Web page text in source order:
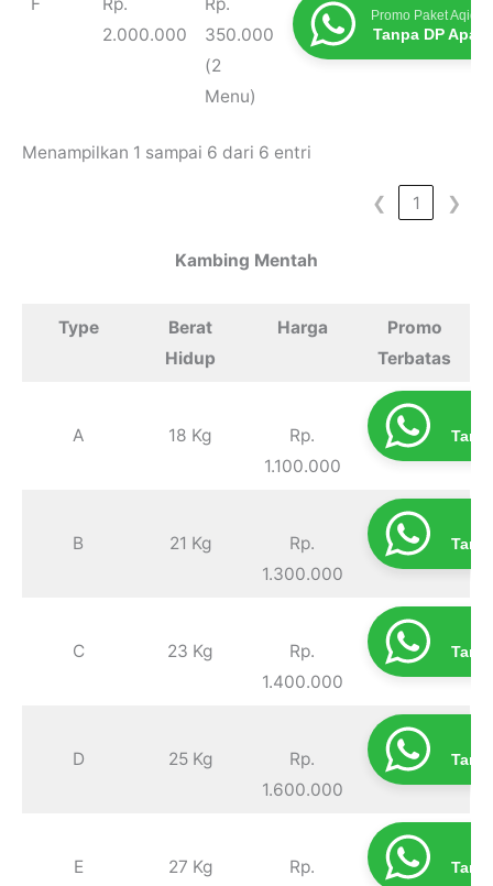
2.000.000
350.000
(2
Menu)
Promo Paket Aqiqah
Tanpa DP
Menampilkan 1 sampai 6 dari 6 entri
❮ 1 ❯
Kambing Mentah
Type
Berat
Hidup
Harga
Promo
Terbatas
A 18 Kg
Rp.
1.100.000
B 21 Kg
Rp.
1.300.000
C 23 Kg
Rp.
1.400.000
D 25 Kg
Rp.
1.600.000
E 27 Kg
Rp.